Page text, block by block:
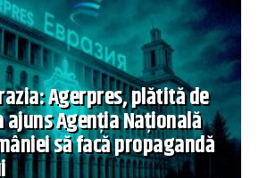
Agerpres, plătită de
ajuns Agenția Națională
să facă propagandă